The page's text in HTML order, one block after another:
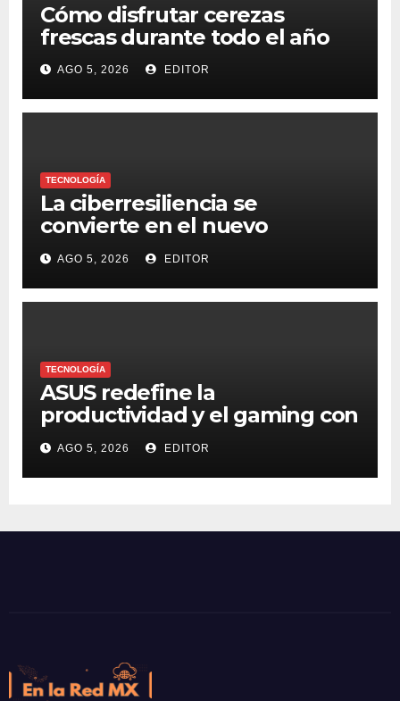
Cómo disfrutar cerezas
frescas durante todo el año
AGO 5, 2026 EDITOR
TECNOLOGÍA
La ciberresiliencia se
convierte en el nuevo
estándar para proteger a las
organizaciones frente al
ransomware
AGO 5, 2026 EDITOR
TECNOLOGÍA
ASUS redefine la
productividad y el gaming con
la experiencia Duo
AGO 5, 2026 EDITOR